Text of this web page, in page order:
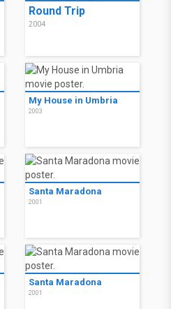
Round Trip
2004
My House in Umbria
2003
Santa Maradona
2001
Santa Maradona
2001